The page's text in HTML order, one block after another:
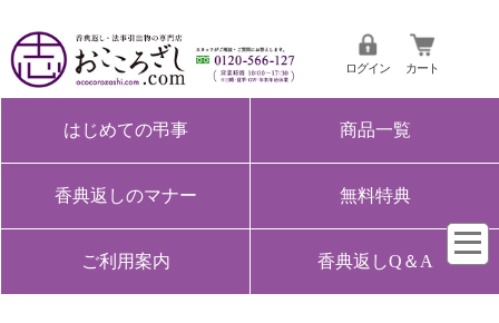
ログイン カート
はじめての弔事 商品一覧
香典返しのマナー 無料特典
ご利用案内 香典返しQ＆A